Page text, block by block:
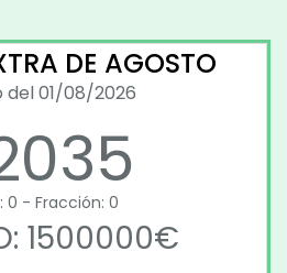
DE AGOSTO
del 01/08/2026
0 - Fracción: 0
1500000€